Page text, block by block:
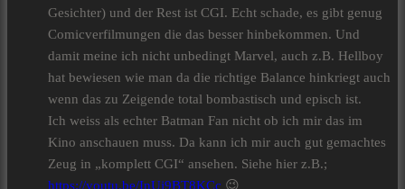
Gesichter) und der Rest ist CGI. Echt schade, es gibt genug
Comicverfilmungen die das besser hinbekommen. Und
damit meine ich nicht unbedingt Marvel, auch z.B. Hellboy
hat bewiesen wie man da die richtige Balance hinkriegt auch
wenn das zu Zeigende total bombastisch und episch ist.
Ich weiss als echter Batman Fan nicht ob ich mir das im
Kino anschauen muss. Da kann ich mir auch gut gemachtes
Zeug in „komplett CGI“ ansehen. Siehe hier z.B.;
https://youtu.be/InUj9BT8KCc 😉